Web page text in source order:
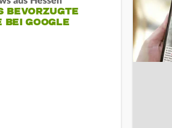
BEVORZUGTE
BEI GOOGLE